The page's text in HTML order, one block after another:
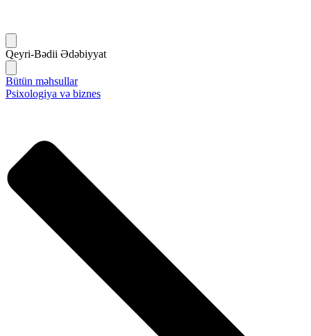
Qeyri-Bədii Ədəbiyyat
Bütün məhsullar
Psixologiya və biznes